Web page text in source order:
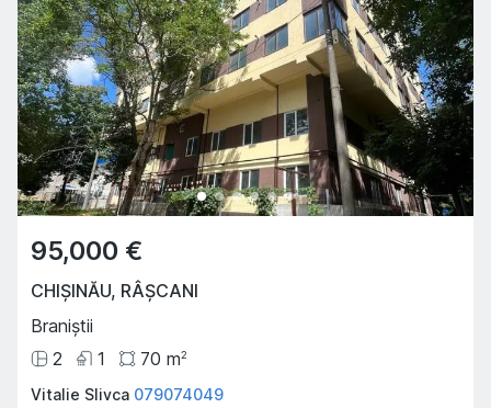
95,000 €
CHIȘINĂU, RÂȘCANI
Braniștii
2
1 70 m2
Vitalie Slivca 079074049